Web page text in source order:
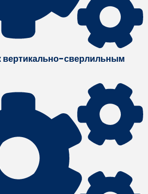
вертикально-сверлильным